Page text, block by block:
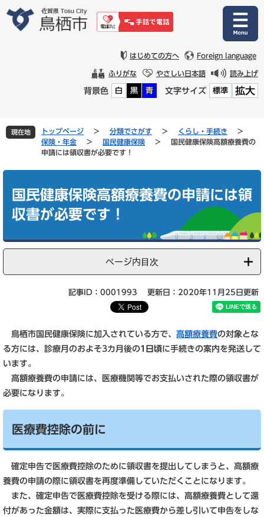
文
はじめての方へ Foreign language
ふりがな やさしい日本語 読み上げ
背景色 白 黒 青 文字サイズ 標準 拡大
現在地 トップページ > 分類でさがす > くらし・手続き
>
保険・年金
> 国民健康保険 >
国民健康保険高額療養費の
申請には領収書が必要です！
国民健康保険高額療養費の申請には領
収書が必要です！
ページ内目次
記事ID：0001993 更新日：2020年11月25日更新
鳥栖市国民健康保険に加入されている方で、 高額療養費の対象とな
る方には、診療月のおよそ3カ月後の1日頃に手続きの案内を発送して
います。
高額療養費の申請には、医療機関等でお支払いされた際の領収書が
必要になります。
医療費控除の前に
確定申告で医療費控除のために領収書を提出してしまうと、高額療
養費の申請の際に領収書を再度準備していただくことになります。
また、確定申告で医療費控除を受ける際には、高額療養費として還
付があった金額は、実際に支払った医療費から差し引いて申告をしな